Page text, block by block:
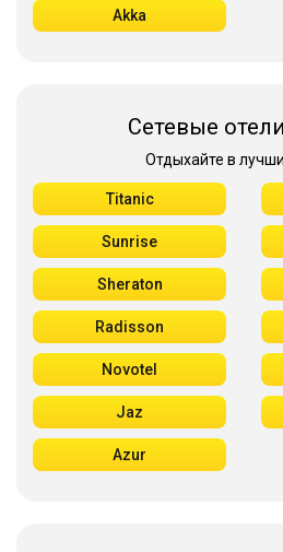
Akka
Сетевые
Отдыхайте в
Titanic
Sunrise
Sheraton
Radisson
Novotel
Jaz
Azur